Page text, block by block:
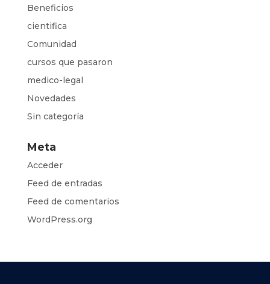
Beneficios
cientifica
Comunidad
cursos que pasaron
medico-legal
Novedades
Sin categoría
Meta
Acceder
Feed de entradas
Feed de comentarios
WordPress.org